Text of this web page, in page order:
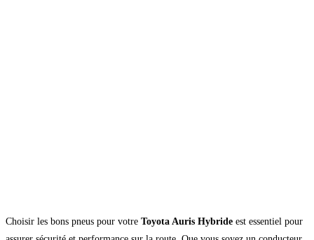
Choisir les bons pneus pour votre Toyota Auris Hybride est essentiel pour